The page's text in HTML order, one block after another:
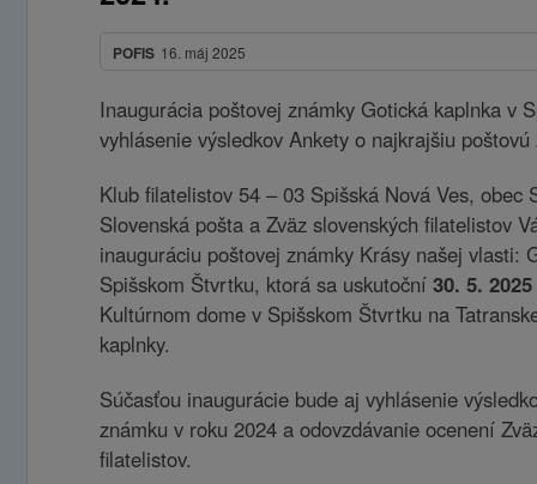
POFIS 16. máj 2025
Inaugurácia poštovej známky Gotická kaplnka v
vyhlásenie výsledkov Ankety o najkrajšiu
Klub filatelistov 54 – 03 Spišská Nová Ves, obec
Slovenská pošta a Zväz slovenských filatelistov
inauguráciu poštovej známky Krásy našej vlasti:
Spišskom Štvrtku, ktorá sa uskutoční 30. 5.
Kultúrnom dome v Spišskom Štvrtku na
kaplnky.
Súčasťou inaugurácie bude aj vyhlásenie
známku v roku 2024 a odovzdávanie ocenení
filatelistov.